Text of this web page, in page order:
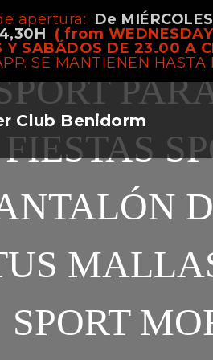
apertura: De
( from
Y SABÁDOS DE 23.00 A
SE MANTIENEN
FIESTAS
SPORT